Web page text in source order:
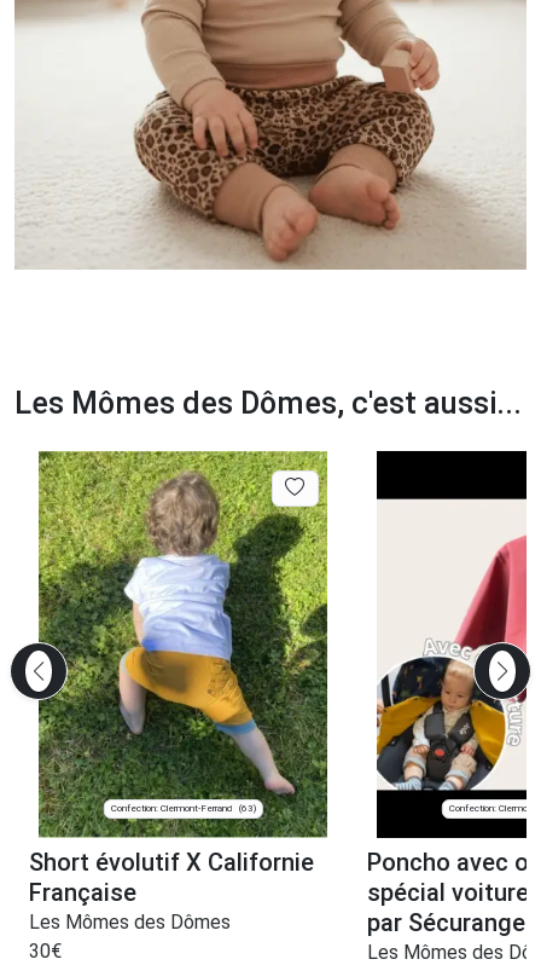
Les Mômes des Dômes, c'est aussi...
Confection: Clermont-Ferrand (63)
Short évolutif X Californie
Française
Les Mômes des Dômes
30€
Confection: Clermont-
Poncho avec
spécial voiture
par Sécurange
Les Mômes des